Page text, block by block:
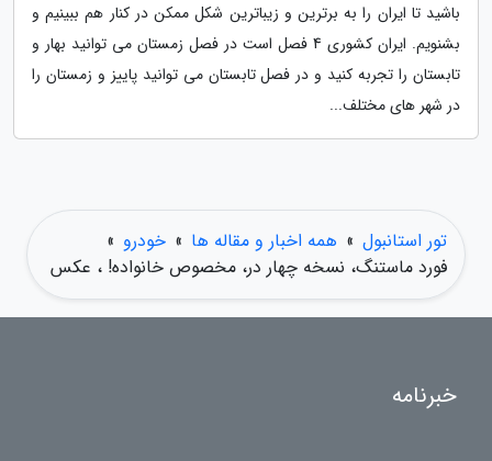
باشید تا ایران را به برترین و زیباترین شکل ممکن در کنار هم ببینیم و
بشنویم. ایران کشوری 4 فصل است در فصل زمستان می توانید بهار و
تابستان را تجربه کنید و در فصل تابستان می توانید پاییز و زمستان را
در شهر های مختلف...
تور استانبول » همه اخبار و مقاله ها » خودرو »
فورد ماستنگ، نسخه چهار در، مخصوص خانواده! ، عکس
خبرنامه